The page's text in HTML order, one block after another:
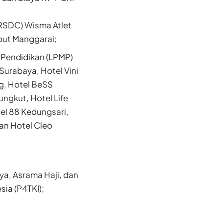
Wisma Atlet
Manggarai;
(LPMP)
Hotel Vini
Hotel BeSS
Hotel Life
88 Kedungsari,
Hotel Cleo
Asrama Haji, dan
(P4TKI);